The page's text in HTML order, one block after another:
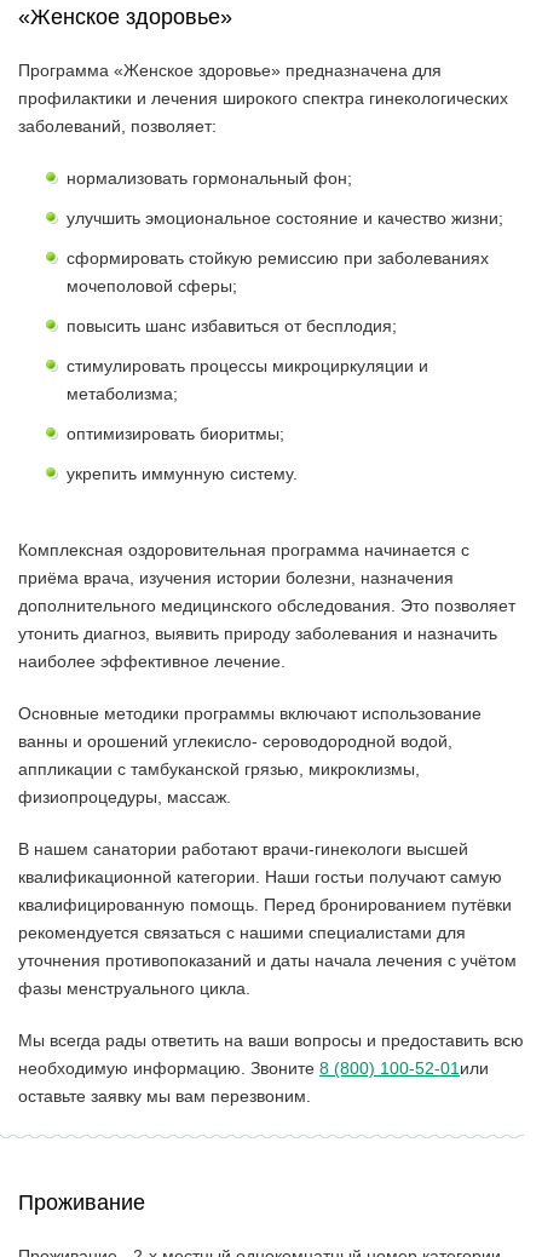
«Женское здоровье»
Программа «Женское здоровье» предназначена для
профилактики и лечения широкого спектра гинекологических
заболеваний, позволяет:
нормализовать гормональный фон;
улучшить эмоциональное состояние и качество жизни;
сформировать стойкую ремиссию при заболеваниях
мочеполовой сферы;
повысить шанс избавиться от бесплодия;
стимулировать процессы микроциркуляции и
метаболизма;
оптимизировать биоритмы;
укрепить иммунную систему.
Комплексная оздоровительная программа начинается с
приёма врача, изучения истории болезни, назначения
дополнительного медицинского обследования. Это позволяет
утонить диагноз, выявить природу заболевания и назначить
наиболее эффективное лечение.
Основные методики программы включают использование
ванны и орошений углекисло- сероводородной водой,
аппликации с тамбуканской грязью, микроклизмы,
физиопроцедуры, массаж.
В нашем санатории работают врачи-гинекологи высшей
квалификационной категории. Наши гостьи получают самую
квалифицированную помощь. Перед бронированием путёвки
рекомендуется связаться с нашими специалистами для
уточнения противопоказаний и даты начала лечения с учётом
фазы менструального цикла.
Мы всегда рады ответить на ваши вопросы и предоставить всю
необходимую информацию. Звоните 8 (800) 100-52-01 или
оставьте заявку мы вам перезвоним.
Проживание